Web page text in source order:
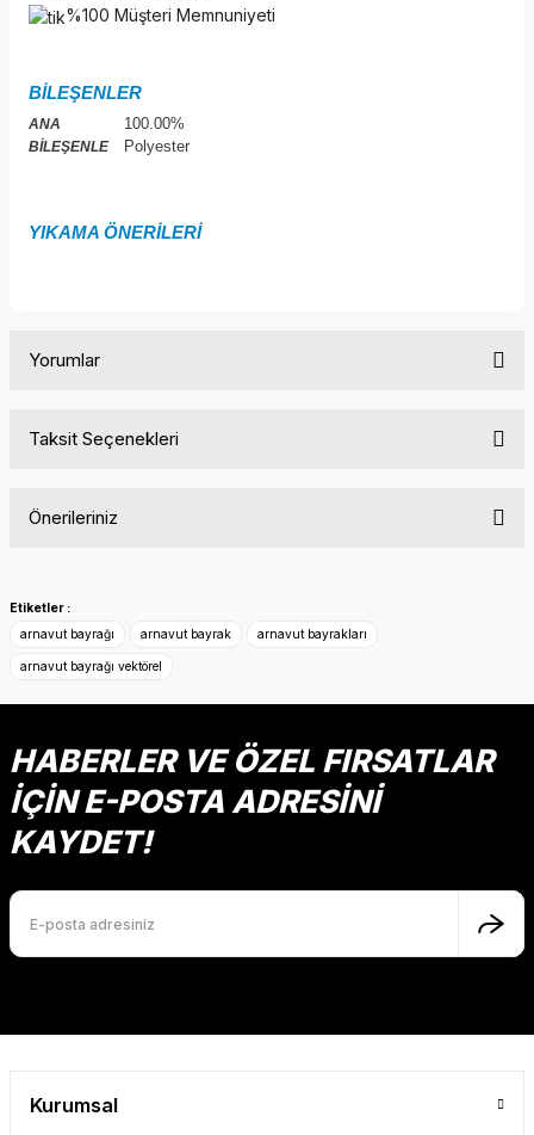
%100 Müşteri Memnuniyeti
BİLEŞENLER
ANA
BİLEŞENLE
100.00%
Polyester
YIKAMA ÖNERİLERİ
Yorumlar
Taksit Seçenekleri
Önerileriniz
konularda yetersiz gördüğünüz noktaları öneri formunu
Görüş ve önerileriniz için teşekkür ederiz.
Ürün resmi kalitesiz, bozuk veya görüntülenemiyor.
Ürün açıklamasında eksik bilgiler bulunuyor.
Ürün bilgilerinde hatalar bulunuyor.
Ürün fiyatı diğer sitelerden daha pahalı.
Bu ürüne benzer farklı alternatifler olmalı.
Etiketler :
arnavut bayrağı
arnavut bayrak arnavut bayrakları
arnavut bayrağı vektörel
HABERLER VE ÖZEL FIRSATLAR
İÇİN E-POSTA ADRESİNİ
KAYDET!
Kurumsal